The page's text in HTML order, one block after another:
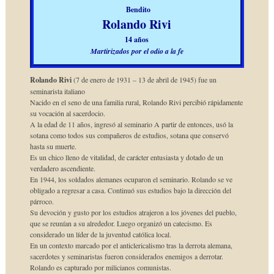
Bendito
Rolando Rivi
14 años
Martirizados por el odio a la fe
Rolando Rivi(7 de enero de 1931 – 13 de abril de 1945) fue un
seminarista italiano
Nacido en el seno de una familia rural, Rolando Rivi percibió rápidamente
su vocación al sacerdocio.
A la edad de 11 años, ingresó al seminario A partir de entonces, usó la
sotana como todos sus compañeros de estudios, sotana que conservó
hasta su muerte.
Es un chico lleno de vitalidad, de carácter entusiasta y dotado de un
verdadero ascendiente.
En 1944, los soldados alemanes ocuparon el seminario. Rolando se ve
obligado a regresar a casa. Continuó sus estudios bajo la dirección del
párroco.
Su devoción y gusto por los estudios atrajeron a los jóvenes del pueblo,
que se reunían a su alrededor. Luego organizó un catecismo. Es
considerado un líder de la juventud católica local.
En un contexto marcado por el anticlericalismo tras la derrota alemana,
sacerdotes y seminaristas fueron considerados enemigos a derrotar.
Rolando es capturado por milicianos comunistas.